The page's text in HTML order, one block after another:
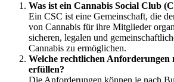
Was ist ein Cannabis Social Club
Ein CSC ist eine Gemeinschaft, die
von Cannabis für ihre Mitglieder
sicheren, legalen und
Cannabis zu ermöglichen.
Welche rechtlichen Anforderungen
erfüllen?